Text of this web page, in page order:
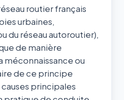
routier français
urbaines,
du réseau autoroutier),
de manière
méconnaissance ou
de ce principe
principales